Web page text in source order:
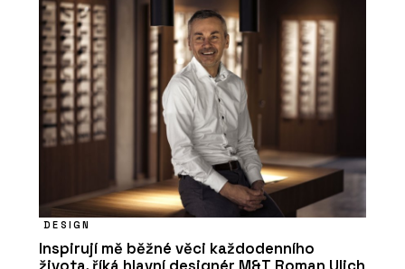
DESIGN
Inspirují mě běžné věci každodenního